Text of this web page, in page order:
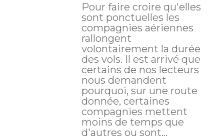
Pour faire croire qu'elles
sont ponctuelles les
compagnies aériennes
rallongent
volontairement la durée
des vols. Il est arrivé que
certains de nos lecteurs
nous demandent
pourquoi, sur une route
donnée, certaines
compagnies mettent
moins de temps que
d'autres ou sont...